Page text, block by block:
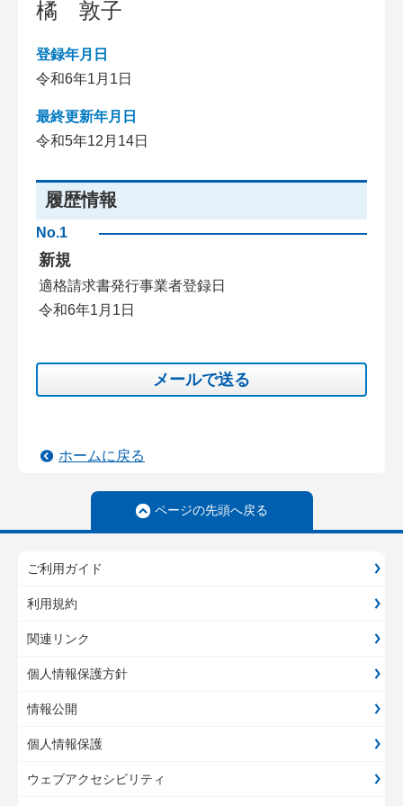
橘 敦子
登録年月日
令和6年1月1日
最終更新年月日
令和5年12月14日
履歴情報
No.1
新規
適格請求書発行事業者登録日
令和6年1月1日
メールで送る
ホームに戻る
ページの先頭へ戻る
ご利用ガイド
利用規約
関連リンク
個人情報保護方針
情報公開
個人情報保護
ウェブアクセシビリティ